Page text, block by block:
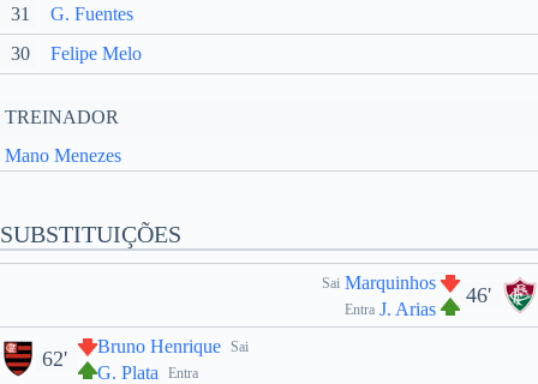
31
G. Fuentes
30
Felipe Melo
TREINADOR
Mano Menezes
SUBSTITUIÇÕES
46'
Sai Marquinhos
Entra J. Arias
Sai
Bruno Henrique
Entra
G. Plata
62'